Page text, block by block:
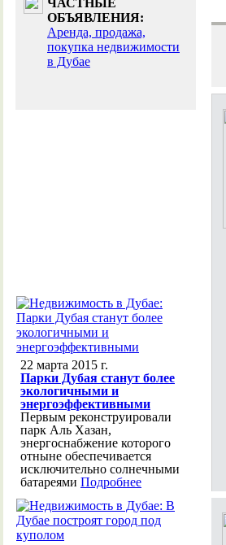
ЧАСТНЫЕ
ОБЪЯВЛЕНИЯ:
Аренда, продажа,
покупка недвижимости
в Дубае
22 марта 2015 г.
Парки Дубая станут более
экологичными и
энергоэффективными
Первым реконструировали
парк Аль Хазан,
энергоснабжение которого
отныне обеспечивается
исключительно солнечными
батареями Подробнее